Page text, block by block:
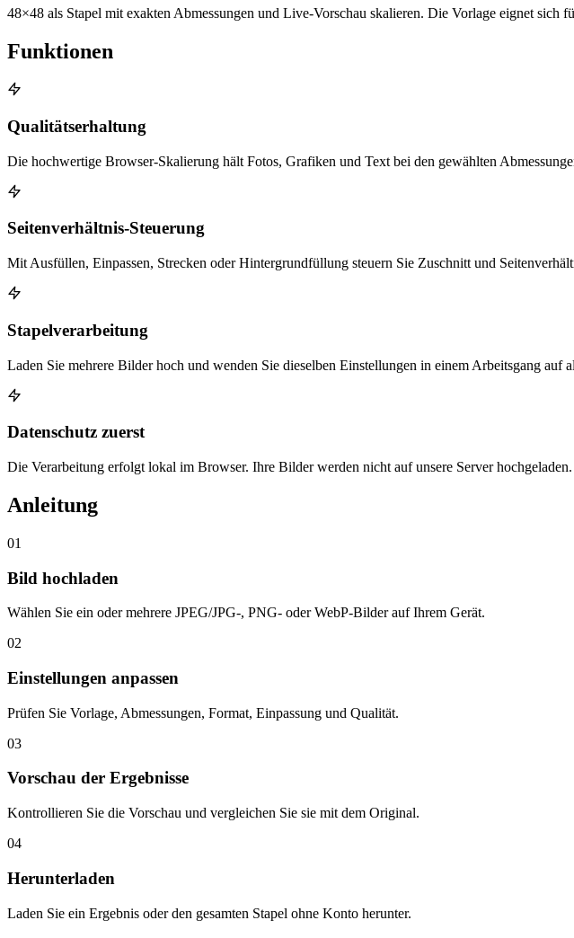
48×48 als Stapel mit exakten Abmessungen und Live-Vorschau skalieren. Die Vorlage eignet
Funktionen
Qualitätserhaltung
Die hochwertige Browser-Skalierung hält Fotos, Grafiken und Text bei den gewählten
Seitenverhältnis-Steuerung
Mit Ausfüllen, Einpassen, Strecken oder Hintergrundfüllung steuern Sie Zuschnitt und
Stapelverarbeitung
Laden Sie mehrere Bilder hoch und wenden Sie dieselben Einstellungen in einem Arbeitsgang auf
Datenschutz zuerst
Die Verarbeitung erfolgt lokal im Browser. Ihre Bilder werden nicht auf unsere Server hochgeladen.
Anleitung
01
Bild hochladen
Wählen Sie ein oder mehrere JPEG/JPG-, PNG- oder WebP-Bilder auf Ihrem Gerät.
02
Einstellungen anpassen
Prüfen Sie Vorlage, Abmessungen, Format, Einpassung und Qualität.
03
Vorschau der Ergebnisse
Kontrollieren Sie die Vorschau und vergleichen Sie sie mit dem Original.
04
Herunterladen
Laden Sie ein Ergebnis oder den gesamten Stapel ohne Konto herunter.